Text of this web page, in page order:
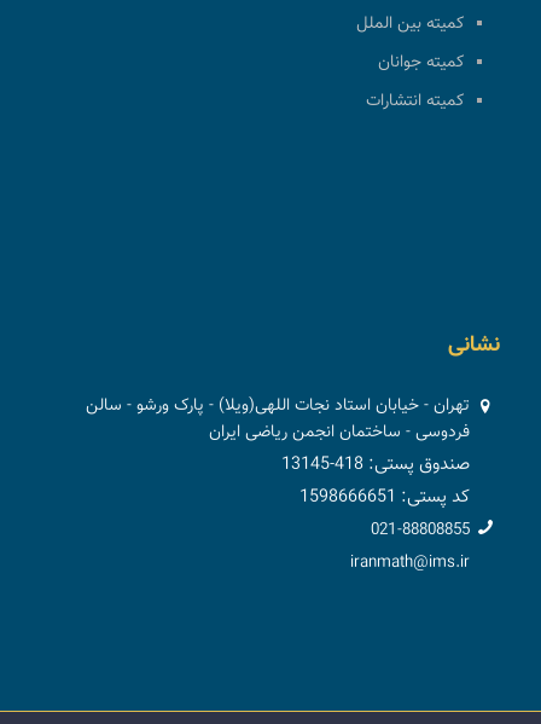
کمیته بین الملل
کمیته جوانان
کمیته انتشارات
نشانی
تهران - خیابان استاد نجات اللهی(ویلا) - پارک ورشو - سالن
فردوسی - ساختمان انجمن ریاضی ایران
صندوق پستی: 418-13145
کد پستی: 1598666651
021-88808855
iranmath@ims.ir